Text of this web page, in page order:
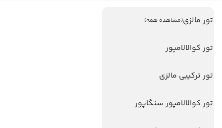
تور مالزی(مشاهده همه)
تور کوالالامپور
تور ترکیبی مالزی
تور کوالالامپور سنگاپور
لینک های مفید
درباره ما